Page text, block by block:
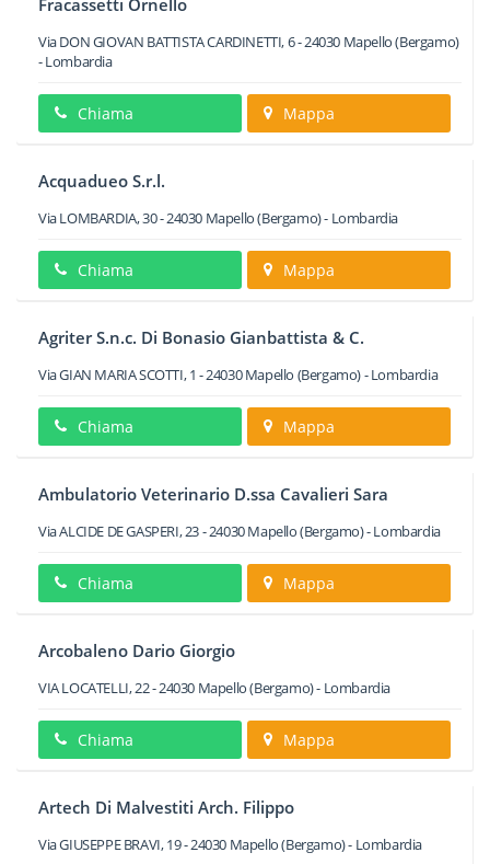
Fracassetti Ornello
Via DON GIOVAN BATTISTA CARDINETTI, 6-24030 Mapello(Bergamo)
-Lombardia
Chiama Mappa
Acquadueo S.r.l.
Via LOMBARDIA, 30-24030 Mapello(Bergamo) - Lombardia
Chiama Mappa
Agriter S.n.c. Di Bonasio Gianbattista & C.
Via GIAN MARIA SCOTTI, 1 -24030 Mapello (Bergamo) -Lombardia
Chiama Mappa
Ambulatorio Veterinario D.ssa Cavalieri Sara
Via ALCIDE DE GASPERI, 23-24030Mapello(Bergamo) -Lombardia
Chiama Mappa
Arcobaleno Dario Giorgio
VIA LOCATELLI, 22-24030 Mapello(Bergamo) - Lombardia
Chiama Mappa
Artech Di Malvestiti Arch. Filippo
Via GIUSEPPE BRAVI, 19-24030 Mapello(Bergamo) - Lombardia